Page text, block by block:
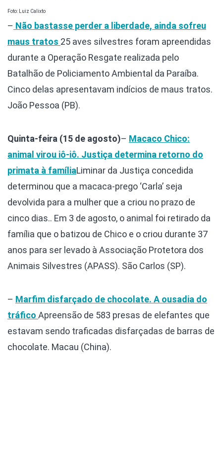
Foto: Luiz Calixto
– Não bastasse perder a liberdade, ainda sofreu
maus tratos 25 aves silvestres foram apreendidas
durante a Operação Resgate realizada pelo
Batalhão de Policiamento Ambiental da Paraíba.
Cinco delas apresentavam indícios de maus tratos.
João Pessoa (PB).
Quinta-feira (15 de agosto)– Macaco Chico:
animal virou iô-iô. Justiça determina retorno do
primata à famíliaLiminar da Justiça concedida
determinou que a macaca-prego ‘Carla’ seja
devolvida para a mulher que a criou no prazo de
cinco dias.. Em 3 de agosto, o animal foi retirado da
família que o batizou de Chico e o criou durante 37
anos para ser levado à Associação Protetora dos
Animais Silvestres (APASS). São Carlos (SP).
– Marfim disfarçado de chocolate. A ousadia do
tráfico Apreensão de 583 presas de elefantes que
estavam sendo traficadas disfarçadas de barras de
chocolate. Macau (China).